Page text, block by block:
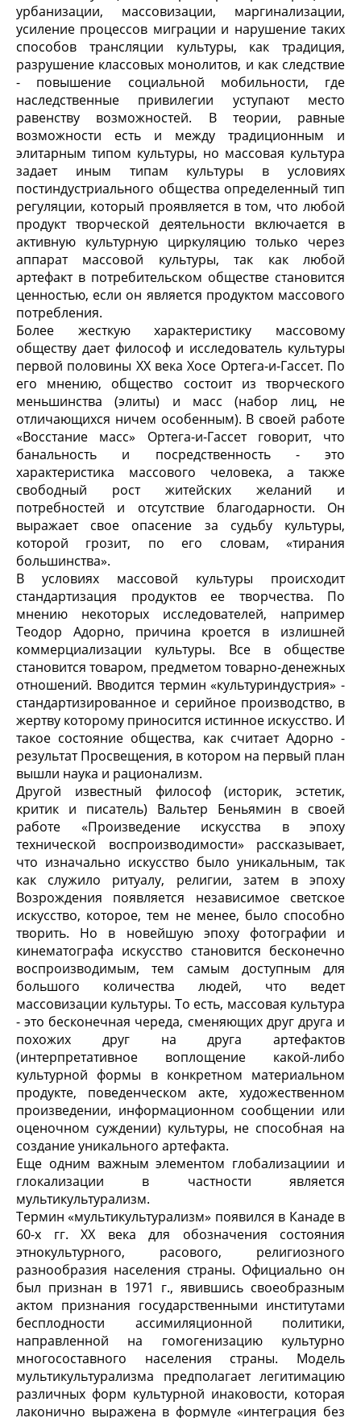
урбанизации, массовизации, маргинализации,
усиление процессов миграции и нарушение таких
способов трансляции культуры, как традиция,
разрушение классовых монолитов, и как следствие
- повышение социальной мобильности, где
наследственные привилегии уступают место
равенству возможностей. В теории, равные
возможности есть и между традиционным и
элитарным типом культуры, но массовая культура
задает иным типам культуры в условиях
постиндустриального общества определенный тип
регуляции, который проявляется в том, что любой
продукт творческой деятельности включается в
активную культурную циркуляцию только через
аппарат массовой культуры, так как любой
артефакт в потребительском обществе становится
ценностью, если он является продуктом массового
потребления.
Более жесткую характеристику массовому
обществу дает философ и исследователь культуры
первой половины XX века Хосе Ортега-и-Гассет. По
его мнению, общество состоит из творческого
меньшинства (элиты) и масс (набор лиц, не
отличающихся ничем особенным). В своей работе
«Восстание масс» Ортега-и-Гассет говорит, что
банальность и посредственность - это
характеристика массового человека, а также
свободный рост житейских желаний и
потребностей и отсутствие благодарности. Он
выражает свое опасение за судьбу культуры,
которой грозит, по его словам, «тирания
большинства».
В условиях массовой культуры происходит
стандартизация продуктов ее творчества. По
мнению некоторых исследователей, например
Теодор Адорно, причина кроется в излишней
коммерциализации культуры. Все в обществе
становится товаром, предметом товарно-денежных
отношений. Вводится термин «культуриндустрия» -
стандартизированное и серийное производство, в
жертву которому приносится истинное искусство. И
такое состояние общества, как считает Адорно -
результат Просвещения, в котором на первый план
вышли наука и рационализм.
Другой известный философ (историк, эстетик,
критик и писатель) Вальтер Беньямин в своей
работе «Произведение искусства в эпоху
технической воспроизводимости» рассказывает,
что изначально искусство было уникальным, так
как служило ритуалу, религии, затем в эпоху
Возрождения появляется независимое светское
искусство, которое, тем не менее, было способно
творить. Но в новейшую эпоху фотографии и
кинематографа искусство становится бесконечно
воспроизводимым, тем самым доступным для
большого количества людей, что ведет
массовизации культуры. То есть, массовая культура
- это бесконечная череда, сменяющих друг друга и
похожих друг на друга артефактов
(интерпретативное воплощение какой-либо
культурной формы в конкретном материальном
продукте, поведенческом акте, художественном
произведении, информационном сообщении или
оценочном суждении) культуры, не способная на
создание уникального артефакта.
Еще одним важным элементом глобализациии и
глокализации в частности является
мультикультурализм.
Термин «мультикультурализм» появился в Канаде в
60-х гг. ХХ века для обозначения состояния
этнокультурного, расового, религиозного
разнообразия населения страны. Официально он
был признан в 1971 г., явившись своеобразным
актом признания государственными институтами
бесплодности ассимиляционной политики,
направленной на гомогенизацию культурно
многосоставного населения страны. Модель
мультикультурализма предполагает легитимацию
различных форм культурной инаковости, которая
лаконично выражена в формуле «интеграция без